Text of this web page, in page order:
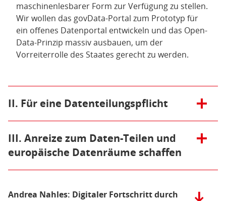
maschinenlesbarer Form zur Verfügung zu stellen.
Wir wollen das govData-Portal zum Prototyp für
ein offenes Datenportal entwickeln und das Open-
Data-Prinzip massiv ausbauen, um der
Vorreiterrolle des Staates gerecht zu werden.
Öffnen/Schließen:
II. Für eine Datenteilungspflicht
Plattformen gelungen, Quasi-Monopole zu
errichten. Dieser „The-Winner-Takes-It-All-Trend“
datenreiche Märkte verstärken. Wir leben derzeit
Öffnen/Schließen:
III. Anreize zum Daten-Teilen und
europäische Datenräume schaffen
verankerten Teilen von Daten wollen wir Ansätze
Andrea Nahles: Digitaler Fortschritt durch